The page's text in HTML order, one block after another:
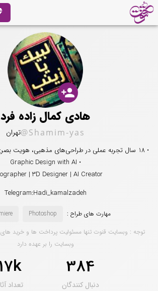
person_add
هادی کمال زاده فرد
@Shamim-yasتهران
• 18 سال تجربه عملی در طراحی‌های مذهبی، هویت بصری و پروژه‌های تبلیغاتی
• Graphic Design with AI
| 3D Designer | AI Creator
Telegram:Hadi_kamalzadeh
مهارت های طراح : Photoshop
توجه : وبسایت قنوت تنها مسئولیت پرداخت ها و خرید
وبسایت را بر عهده دارد
384
دنبال کنندگان تعداد